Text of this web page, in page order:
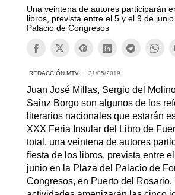
Una veintena de autores participarán
libros, prevista entre el 5 y el 9 de
Palacio de Congresos
REDACCIÓN MTV 31/05/2019
Juan José Millas, Sergio del
Sainz Borgo son algunos de los
literarios nacionales que estarán
XXX Feria Insular del Libro de
total, una veintena de autores
fiesta de los libros, prevista entre
junio en la Plaza del Palacio de
Congresos, en Puerto del Rosario.